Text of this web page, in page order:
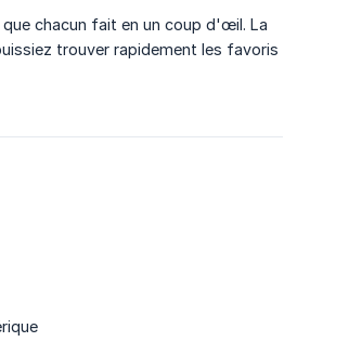
chacun fait en un coup d'œil. La
trouver rapidement les favoris